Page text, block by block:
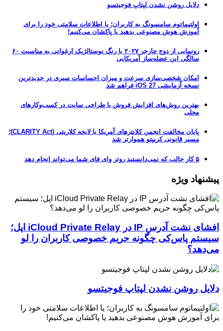
دلایل روشن نشدن لپتاپ فوجیتسو
اولتیماتوم سامسونگ به کاربران؛ یا اطلاعات سلامتی خود را برای
آموزش هوش مصنوعی بدهید یا پاکشان می‌کنیم!
رونمایی از دوج چارجر ۲۰۲۷ با رنگ نوستالژیک ارغوانی به مناسبت ۶۰
سالگی این عضله‌ساز آمریکایی
امکان شخصی‌سازی سرعت و میزان احساسات سیری در جدیدترین
نسخه آزمایشی iOS 27 فراهم شد
بهترین روش‌های افزایش فروش با طراحی سایت در کسب‌وکارهای
محلی
پایان مخالفت انجمن کلانترهای آمریکا با لایحه کلاریتی (CLARITY Act)؛
مسیر قانونی کریپتو هموارتر شد
۵ کار جالب که نمی‌دانستید روتر وای فای شما می‌تواند انجام دهد
پیشنهاد ویژه
افشای نشت آدرس IP در iCloud Private Relay اپل؛
سیستم پاس‌کی چگونه حریم خصوصی کاربران را لو
می‌دهد؟
دلایل روشن نشدن لپتاپ فوجیتسو